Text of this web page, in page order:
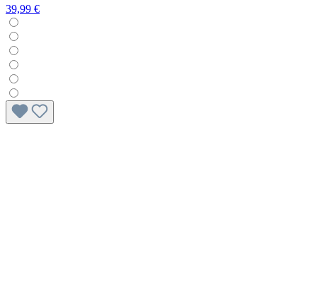
39,99 €